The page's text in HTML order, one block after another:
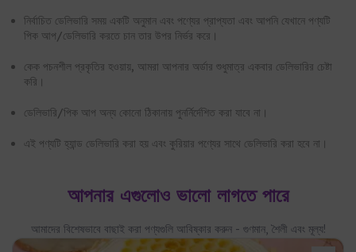
নির্বাচিত ডেলিভারি সময় একটি অনুমান এবং পণ্যের প্রাপ্যতা এবং আপনি যেখানে পণ্যটি
পিক আপ/ডেলিভারি করতে চান তার উপর নির্ভর করে।
কেক পচনশীল প্রকৃতির হওয়ায়, আমরা আপনার অর্ডার শুধুমাত্র একবার ডেলিভারির চেষ্টা
করি।
ডেলিভারি/পিক আপ অন্য কোনো ঠিকানায় পুনর্নির্দেশিত করা যাবে না।
এই পণ্যটি হ্যান্ড ডেলিভারি করা হয় এবং কুরিয়ার পণ্যের সাথে ডেলিভারি করা হবে না।
আপনার এগুলোও ভালো লাগতে পারে
আমাদের বিশেষভাবে বাছাই করা পণ্যগুলি আবিষ্কার করুন - গুণমান, শৈলী এবং মূল্য!